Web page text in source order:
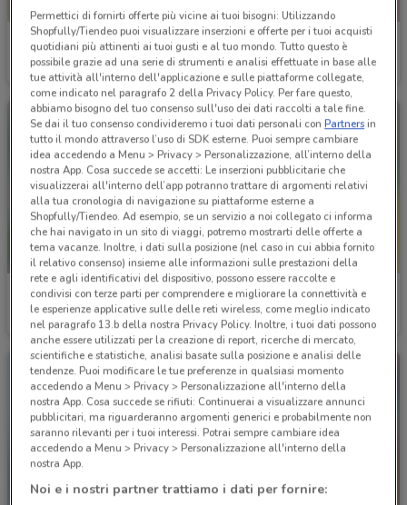
Av Tour
Scade il 22/09
Av Tour
Scade il 24/08
Av Tour
Scade il 22/09
Av Tour
Scade il 25/10
Permettici di fornirti offerte più vicine ai tuoi bisogni: Utilizzando
Shopfully/Tiendeo puoi visualizzare inserzioni e offerte per i tuoi acquisti
quotidiani più attinenti ai tuoi gusti e al tuo mondo. Tutto questo è
possibile grazie ad una serie di strumenti e analisi effettuate in base alle
tue attività all'interno dell'applicazione e sulle piattaforme collegate,
come indicato nel paragrafo 2 della Privacy Policy. Per fare questo,
abbiamo bisogno del tuo consenso sull'uso dei dati raccolti a tale fine.
Se dai il tuo consenso condivideremo i tuoi dati personali conPartnersin
tutto il mondo attraverso l’uso di SDK esterne. Puoi sempre cambiare
idea accedendo a Menu > Privacy > Personalizzazione, all’interno della
nostra App. Cosa succede se accetti: Le inserzioni pubblicitarie che
visualizzerai all'interno dell’app potranno trattare di argomenti relativi
alla tua cronologia di navigazione su piattaforme esterne a
Shopfully/Tiendeo. Ad esempio, se un servizio a noi collegato ci informa
che hai navigato in un sito di viaggi, potremo mostrarti delle offerte a
tema vacanze. Inoltre, i dati sulla posizione (nel caso in cui abbia fornito
il relativo consenso) insieme alle informazioni sulle prestazioni della
rete e agli identificativi del dispositivo, possono essere raccolte e
condivisi con terze parti per comprendere e migliorare la connettività e
le esperienze applicative sulle delle reti wireless, come meglio indicato
nel paragrafo 13.b della nostra Privacy Policy. Inoltre, i tuoi dati possono
anche essere utilizzati per la creazione di report, ricerche di mercato,
scientifiche e statistiche, analisi basate sulla posizione e analisi delle
tendenze. Puoi modificare le tue preferenze in qualsiasi momento
accedendo a Menu > Privacy > Personalizzazione all'interno della
nostra App. Cosa succede se rifiuti: Continuerai a visualizzare annunci
pubblicitari, ma riguarderanno argomenti generici e probabilmente non
saranno rilevanti per i tuoi interessi. Potrai sempre cambiare idea
accedendo a Menu > Privacy > Personalizzazione all'interno della
nostra App.
Noi e i nostri partner trattiamo i dati per fornire: